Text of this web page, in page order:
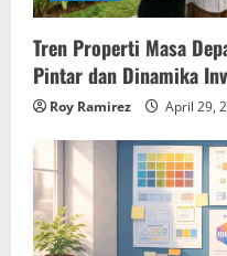
Tren Properti Masa
Pintar dan Dinamika
Roy Ramirez April 29,